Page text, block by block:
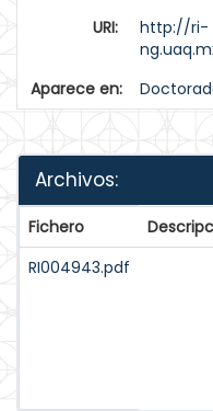
URI:
http://ri-
Aparece en:
Archivos:
Fichero
RI004943.pdf